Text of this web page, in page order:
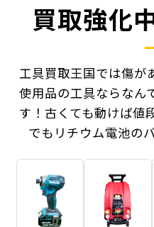
買取強化
工具買取王国では傷が
使用品の工具ならなん
す！ 古くても動けば値
でもリチウム電池の